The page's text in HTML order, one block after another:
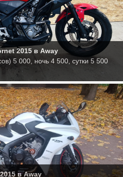
2015в Away
5 000, ночь 4 500, сутки 5 500
в Away